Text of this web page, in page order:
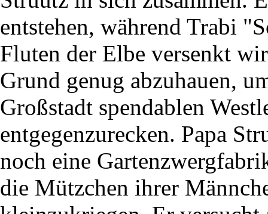
entstehen, während Trabi
Fluten der Elbe versenkt
Grund genug abzuhauen,
Großstadt spendablen
entgegenzurecken. Papa
noch eine
die Mützchen ihrer